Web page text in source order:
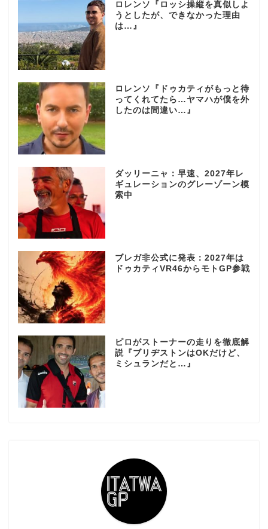
ロレンソ『ロッシ操縦を真似しよ
うとしたが、できなかった理由
は…』
ロレンソ『ドゥカティがもっと待
ってくれてたら…ヤマハが僕を外
したのは間違い…』
ダッリーニャ：早速、2027年レ
ギュレーションのグレーゾーン模
索中
ブレガ非公式に発表：2027年は
ドゥカティVR46からモトGP参戦
ピロがストーナーの走りを徹底解
説『ブリヂストンはOKだけど、
ミシュランだと…』